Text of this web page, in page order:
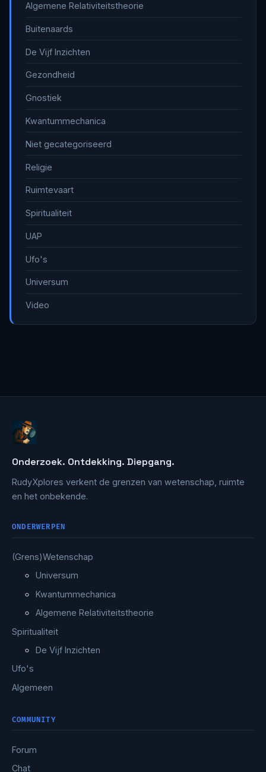
Algemene Relativiteitstheorie
Buitenaards
De Vijf Inzichten
Gezondheid
Gnostiek
Kwantummechanica
Niet gecategoriseerd
Religie
Ruimtevaart
Spiritualiteit
UAP
Ufo's
Universum
Video
Onderzoek. Ontdekking. Diepgang.
RudyXplores verkent de grenzen van wetenschap, ruimte
en het onbekende.
ONDERWERPEN
(Grens)Wetenschap
Universum
Kwantummechanica
Algemene Relativiteitstheorie
Spiritualiteit
De Vijf Inzichten
Ufo's
Algemeen
COMMUNITY
Forum
Chat